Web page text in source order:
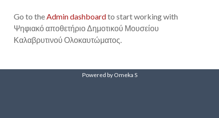
Go to theAdmin dashboardto start working with
Ψηφιακό αποθετήριο Δημοτικού Μουσείου
Καλαβρυτινού Ολοκαυτώματος.
Powered by Omeka S